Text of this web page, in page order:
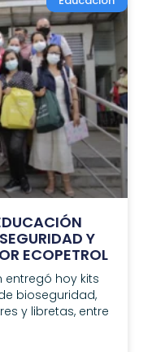
Y
ECOPETROL
entregó hoy kits
bioseguridad,
y libretas, entre